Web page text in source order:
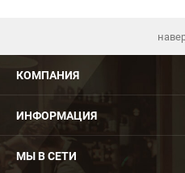
КОМПАНИЯ
ИНФОРМАЦИЯ
МЫ В СЕТИ